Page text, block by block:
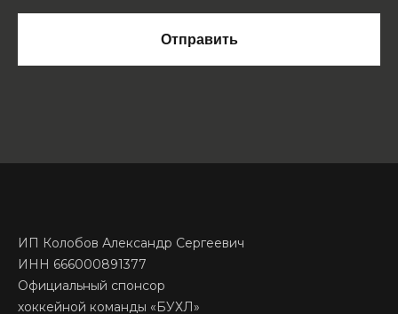
Отправить
ИП Колобов Александр Сергеевич
ИНН 666000891377
Официальный спонсор
хоккейной команды «БУХЛ»